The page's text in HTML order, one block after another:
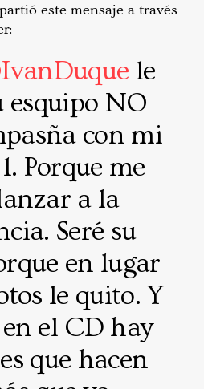
este mensaje a través
le
esquipo NO
con mi
Porque me
a la
Seré su
en lugar
le quito. Y
el CD hay
que hacen